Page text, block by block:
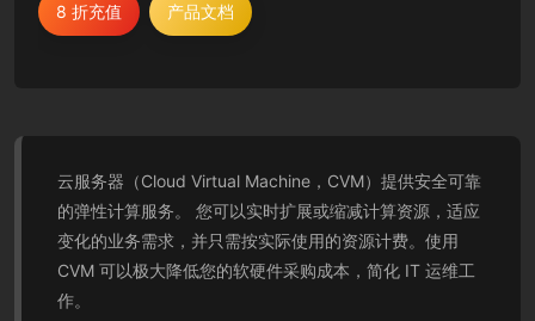
8 折充值 产品文档
云服务器（Cloud Virtual Machine，CVM）提供安全可靠
的弹性计算服务。 您可以实时扩展或缩减计算资源，适应
变化的业务需求，并只需按实际使用的资源计费。使用
CVM 可以极大降低您的软硬件采购成本，简化 IT 运维工
作。